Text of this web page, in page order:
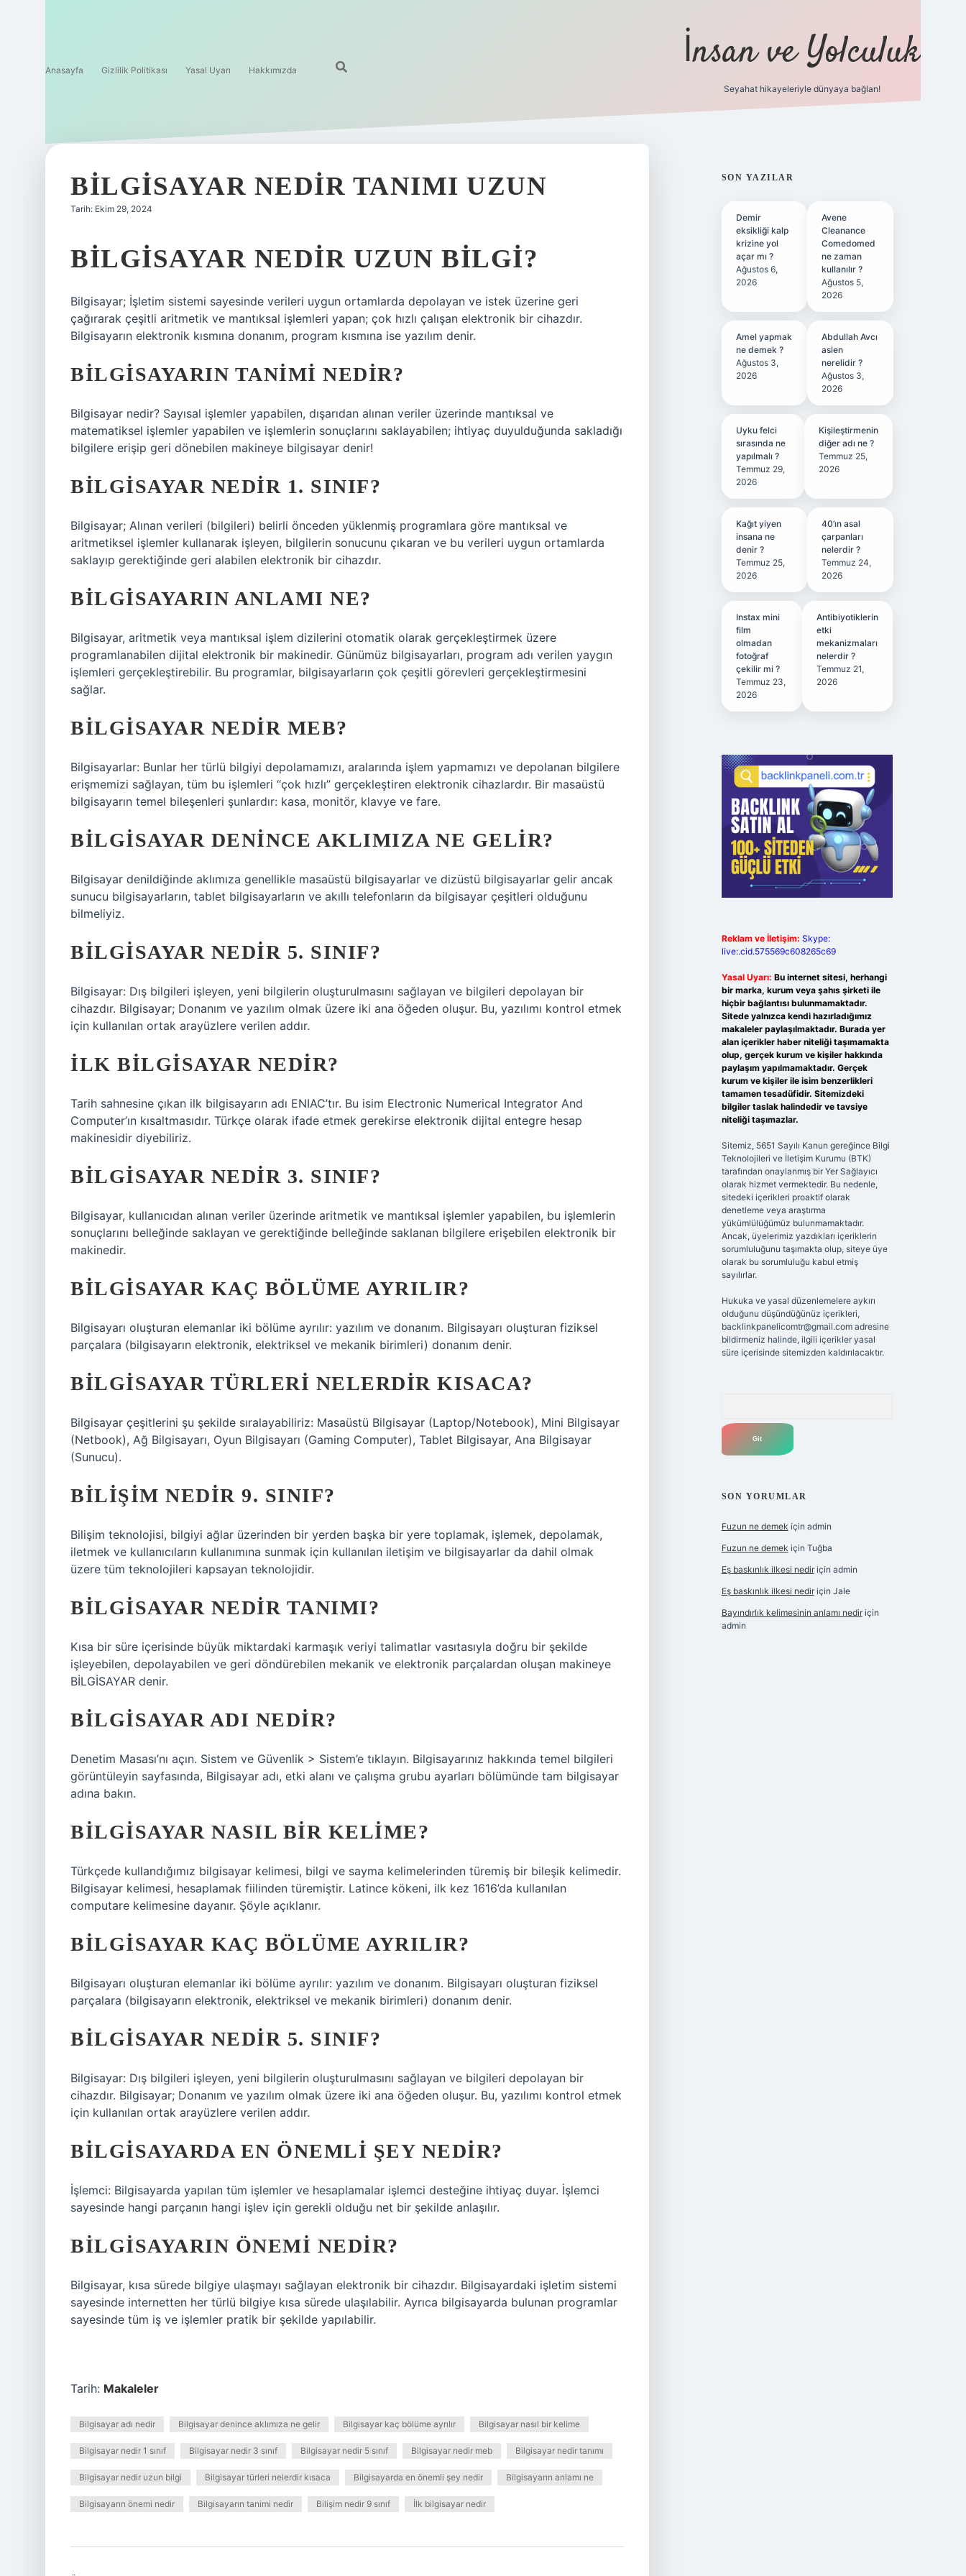
Anasayfa Gizlilik Politikası Yasal Uyarı Hakkımızda İnsan ve Yolculuk
Seyahat hikayeleriyle dünyaya bağlan!
BILGISAYAR NEDIR TANIMI UZUN
Tarih: Ekim 29, 2024
BILGISAYAR NEDIR UZUN BILGI?
Bilgisayar; İşletim sistemi sayesinde verileri uygun ortamlarda depolayan ve istek üzerine geri
çağırarak çeşitli aritmetik ve mantıksal işlemleri yapan; çok hızlı çalışan elektronik bir cihazdır.
Bilgisayarın elektronik kısmına donanım, program kısmına ise yazılım denir.
BILGISAYARIN TANIMI NEDIR?
Bilgisayar nedir? Sayısal işlemler yapabilen, dışarıdan alınan veriler üzerinde mantıksal ve
matematiksel işlemler yapabilen ve işlemlerin sonuçlarını saklayabilen; ihtiyaç duyulduğunda sakladığı
bilgilere erişip geri dönebilen makineye bilgisayar denir!
BILGISAYAR NEDIR 1. SINIF?
Bilgisayar; Alınan verileri (bilgileri) belirli önceden yüklenmiş programlara göre mantıksal ve
aritmetiksel işlemler kullanarak işleyen, bilgilerin sonucunu çıkaran ve bu verileri uygun ortamlarda
saklayıp gerektiğinde geri alabilen elektronik bir cihazdır.
BILGISAYARIN ANLAMI NE?
Bilgisayar, aritmetik veya mantıksal işlem dizilerini otomatik olarak gerçekleştirmek üzere
programlanabilen dijital elektronik bir makinedir. Günümüz bilgisayarları, program adı verilen yaygın
işlemleri gerçekleştirebilir. Bu programlar, bilgisayarların çok çeşitli görevleri gerçekleştirmesini
sağlar.
BILGISAYAR NEDIR MEB?
Bilgisayarlar: Bunlar her türlü bilgiyi depolamamızı, aralarında işlem yapmamızı ve depolanan bilgilere
erişmemizi sağlayan, tüm bu işlemleri “çok hızlı” gerçekleştiren elektronik cihazlardır. Bir masaüstü
bilgisayarın temel bileşenleri şunlardır: kasa, monitör, klavye ve fare.
BILGISAYAR DENINCE AKLIMIZA NE GELIR?
Bilgisayar denildiğinde aklımıza genellikle masaüstü bilgisayarlar ve dizüstü bilgisayarlar gelir ancak
sunucu bilgisayarların, tablet bilgisayarların ve akıllı telefonların da bilgisayar çeşitleri olduğunu
bilmeliyiz.
BILGISAYAR NEDIR 5. SINIF?
Bilgisayar: Dış bilgileri işleyen, yeni bilgilerin oluşturulmasını sağlayan ve bilgileri depolayan bir
cihazdır. Bilgisayar; Donanım ve yazılım olmak üzere iki ana öğeden oluşur. Bu, yazılımı kontrol etmek
için kullanılan ortak arayüzlere verilen addır.
İLK BILGISAYAR NEDIR?
Tarih sahnesine çıkan ilk bilgisayarın adı ENIAC’tır. Bu isim Electronic Numerical Integrator And
Computer’ın kısaltmasıdır. Türkçe olarak ifade etmek gerekirse elektronik dijital entegre hesap
makinesidir diyebiliriz.
BILGISAYAR NEDIR 3. SINIF?
Bilgisayar, kullanıcıdan alınan veriler üzerinde aritmetik ve mantıksal işlemler yapabilen, bu işlemlerin
sonuçlarını belleğinde saklayan ve gerektiğinde belleğinde saklanan bilgilere erişebilen elektronik bir
makinedir.
BILGISAYAR KAÇ BÖLÜME AYRILIR?
Bilgisayarı oluşturan elemanlar iki bölüme ayrılır: yazılım ve donanım. Bilgisayarı oluşturan fiziksel
parçalara (bilgisayarın elektronik, elektriksel ve mekanik birimleri) donanım denir.
BILGISAYAR TÜRLERI NELERDIR KISACA?
Bilgisayar çeşitlerini şu şekilde sıralayabiliriz: Masaüstü Bilgisayar (Laptop/Notebook), Mini Bilgisayar
(Netbook), Ağ Bilgisayarı, Oyun Bilgisayarı (Gaming Computer), Tablet Bilgisayar, Ana Bilgisayar
(Sunucu).
BILIŞIM NEDIR 9. SINIF?
Bilişim teknolojisi, bilgiyi ağlar üzerinden bir yerden başka bir yere toplamak, işlemek, depolamak,
iletmek ve kullanıcıların kullanımına sunmak için kullanılan iletişim ve bilgisayarlar da dahil olmak
üzere tüm teknolojileri kapsayan teknolojidir.
BILGISAYAR NEDIR TANIMI?
Kısa bir süre içerisinde büyük miktardaki karmaşık veriyi talimatlar vasıtasıyla doğru bir şekilde
işleyebilen, depolayabilen ve geri döndürebilen mekanik ve elektronik parçalardan oluşan makineye
BİLGİSAYAR denir.
BILGISAYAR ADI NEDIR?
Denetim Masası’nı açın. Sistem ve Güvenlik > Sistem’e tıklayın. Bilgisayarınız hakkında temel bilgileri
görüntüleyin sayfasında, Bilgisayar adı, etki alanı ve çalışma grubu ayarları bölümünde tam bilgisayar
adına bakın.
BILGISAYAR NASIL BIR KELIME?
Türkçede kullandığımız bilgisayar kelimesi, bilgi ve sayma kelimelerinden türemiş bir bileşik kelimedir.
Bilgisayar kelimesi, hesaplamak fiilinden türemiştir. Latince kökeni, ilk kez 1616’da kullanılan
computare kelimesine dayanır. Şöyle açıklanır.
BILGISAYAR KAÇ BÖLÜME AYRILIR?
Bilgisayarı oluşturan elemanlar iki bölüme ayrılır: yazılım ve donanım. Bilgisayarı oluşturan fiziksel
parçalara (bilgisayarın elektronik, elektriksel ve mekanik birimleri) donanım denir.
BILGISAYAR NEDIR 5. SINIF?
Bilgisayar: Dış bilgileri işleyen, yeni bilgilerin oluşturulmasını sağlayan ve bilgileri depolayan bir
cihazdır. Bilgisayar; Donanım ve yazılım olmak üzere iki ana öğeden oluşur. Bu, yazılımı kontrol etmek
için kullanılan ortak arayüzlere verilen addır.
BILGISAYARDA EN ÖNEMLI ŞEY NEDIR?
İşlemci: Bilgisayarda yapılan tüm işlemler ve hesaplamalar işlemci desteğine ihtiyaç duyar. İşlemci
sayesinde hangi parçanın hangi işlev için gerekli olduğu net bir şekilde anlaşılır.
BILGISAYARIN ÖNEMI NEDIR?
Bilgisayar, kısa sürede bilgiye ulaşmayı sağlayan elektronik bir cihazdır. Bilgisayardaki işletim sistemi
sayesinde internetten her türlü bilgiye kısa sürede ulaşılabilir. Ayrıca bilgisayarda bulunan programlar
sayesinde tüm iş ve işlemler pratik bir şekilde yapılabilir.
Tarih: Makaleler
Bilgisayar adı nedir Bilgisayar denince aklımıza ne gelir Bilgisayar kaç bölüme ayrılır Bilgisayar nasıl bir kelime
Bilgisayar nedir 1 sınıf Bilgisayar nedir 3 sınıf Bilgisayar nedir 5 sınıf Bilgisayar nedir meb Bilgisayar nedir tanımı
Bilgisayar nedir uzun bilgi Bilgisayar türleri nelerdir kısaca Bilgisayarda en önemli şey nedir Bilgisayarın anlamı ne
Bilgisayarın önemi nedir Bilgisayarın tanimi nedir Bilişim nedir 9 sınıf İlk bilgisayar nedir
SIDEBAR
SON YAZILAR
Demir
eksikliği kalp
krizine yol
açar mı ?
Ağustos 6,
2026
Avene
Cleanance
Comedomed
ne zaman
kullanılır ?
Ağustos 5,
2026
Amel yapmak
ne demek ?
Ağustos 3,
2026
Abdullah Avcı
aslen
nerelidir ?
Ağustos 3,
2026
Uyku felci
sırasında ne
yapılmalı ?
Temmuz 29,
2026
Kişileştirmenin
diğer adı ne ?
Temmuz 25,
2026
Kağıt yiyen
insana ne
denir ?
Temmuz 25,
2026
40’ın asal
çarpanları
nelerdir ?
Temmuz 24,
2026
Instax mini
film
olmadan
fotoğraf
çekilir mi ?
Temmuz 23,
2026
Antibiyotiklerin
etki
mekanizmaları
nelerdir ?
Temmuz 21,
2026
Reklam ve İletişim: Skype:
live:.cid.575569c608265c69
Yasal Uyarı: Bu internet sitesi, herhangi
bir marka, kurum veya şahıs şirketi ile
hiçbir bağlantısı bulunmamaktadır.
Sitede yalnızca kendi hazırladığımız
makaleler paylaşılmaktadır. Burada yer
alan içerikler haber niteliği taşımamakta
olup, gerçek kurum ve kişiler hakkında
paylaşım yapılmamaktadır. Gerçek
kurum ve kişiler ile isim benzerlikleri
tamamen tesadüfidir. Sitemizdeki
bilgiler taslak halindedir ve tavsiye
niteliği taşımazlar.
Sitemiz, 5651 Sayılı Kanun gereğince Bilgi
Teknolojileri ve İletişim Kurumu (BTK)
tarafından onaylanmış bir Yer Sağlayıcı
olarak hizmet vermektedir. Bu nedenle,
sitedeki içerikleri proaktif olarak
denetleme veya araştırma
yükümlülüğümüz bulunmamaktadır.
Ancak, üyelerimiz yazdıkları içeriklerin
sorumluluğunu taşımakta olup, siteye üye
olarak bu sorumluluğu kabul etmiş
sayılırlar.
Hukuka ve yasal düzenlemelere aykırı
olduğunu düşündüğünüz içerikleri,
backlinkpanelicomtr@gmail.comadresine
bildirmeniz halinde, ilgili içerikler yasal
süre içerisinde sitemizden kaldırılacaktır.
SON YORUMLAR
Fuzun ne demek için admin
Fuzun ne demek için Tuğba
Eş baskınlık ilkesi nediriçin admin
Eş baskınlık ilkesi nediriçin Jale
Bayındırlık kelimesinin anlamı nediriçin
admin